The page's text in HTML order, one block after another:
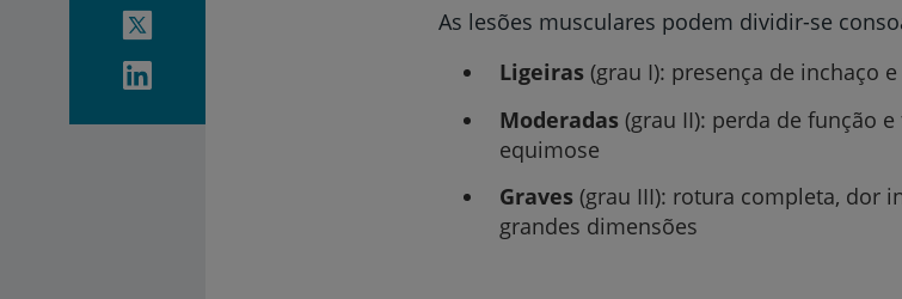
As lesões musculares podem dividir-se
Ligeiras (grau I): presença de inchaço
Moderadas (grau II): perda de função
equimose
Graves (grau III): rotura completa, dor
grandes dimensões